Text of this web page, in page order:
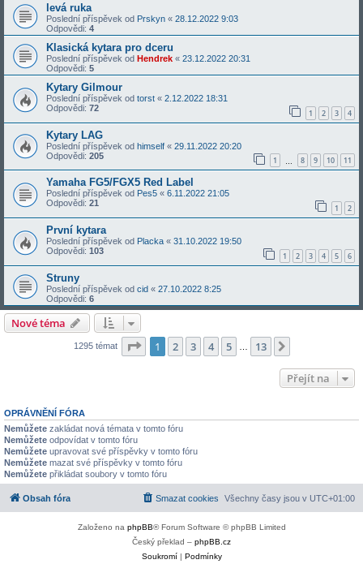
levá ruka
Poslední příspěvek od Prskyn « 28.12.2022 9:03
Odpovědi: 4
Klasická kytara pro dceru
Poslední příspěvek od Hendrek « 23.12.2022 20:31
Odpovědi: 5
Kytary Gilmour
Poslední příspěvek od torst « 2.12.2022 18:31
Odpovědi: 72 1 2 3 4
Kytary LAG
Poslední příspěvek od himself « 29.11.2022 20:20
Odpovědi: 205 1 8 9 10 11
Yamaha FG5/FGX5 Red Label
Poslední příspěvek od Pes5 « 6.11.2022 21:05
Odpovědi: 21 1 2
První kytara
Poslední příspěvek od Placka « 31.10.2022 19:50
Odpovědi: 103 1 2 3 4 5 6
Struny
Poslední příspěvek od cid « 27.10.2022 8:25
Odpovědi: 6
Nové téma
1295 témat Stránka z 13
1 2 3 4 5 13
Přejít na
OPRÁVNĚNÍ FÓRA
Nemůžete zakládat nová témata v tomto fóru
Nemůžete odpovídat v tomto fóru
Nemůžete upravovat své příspěvky v tomto fóru
Nemůžete mazat své příspěvky v tomto fóru
Nemůžete přikládat soubory v tomto fóru
Obsah fóra Všechny časy jsou v UTC+01:00
Smazat cookies
Založeno na phpBB® Forum Software © phpBB Limited
Český překlad – phpBB.cz
Soukromí| Podmínky